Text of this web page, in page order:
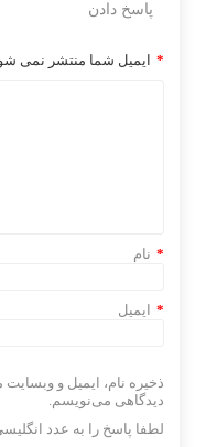
پاسخ دادن
ایمیل شما منتشر نمی *
نام *
ایمیل *
ذخیره نام، ایمیل و
دیدگاهی می‌نویسم.
لطفا پاسخ را به عدد